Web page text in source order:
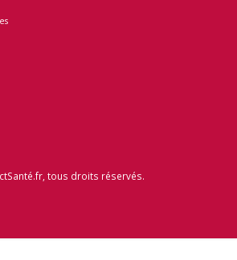
tous droits réservés.